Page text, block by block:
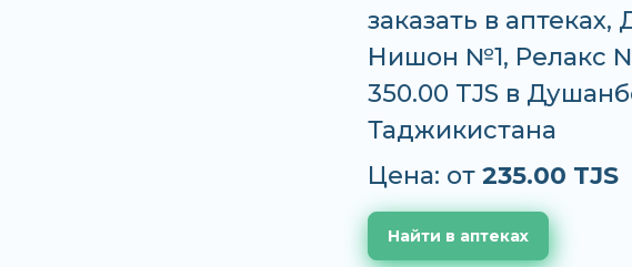
заказать в
Нишон №1, Релакс
350.00 TJS в
Таджикистана
Цена: от 235.00 TJS
Найти в аптеках